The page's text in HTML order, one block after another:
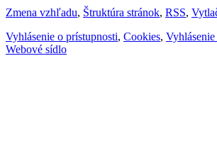
Zmena vzhľadu, Štruktúra stránok, RSS,
Vyhlásenie o prístupnosti, Cookies,
Webové sídlo